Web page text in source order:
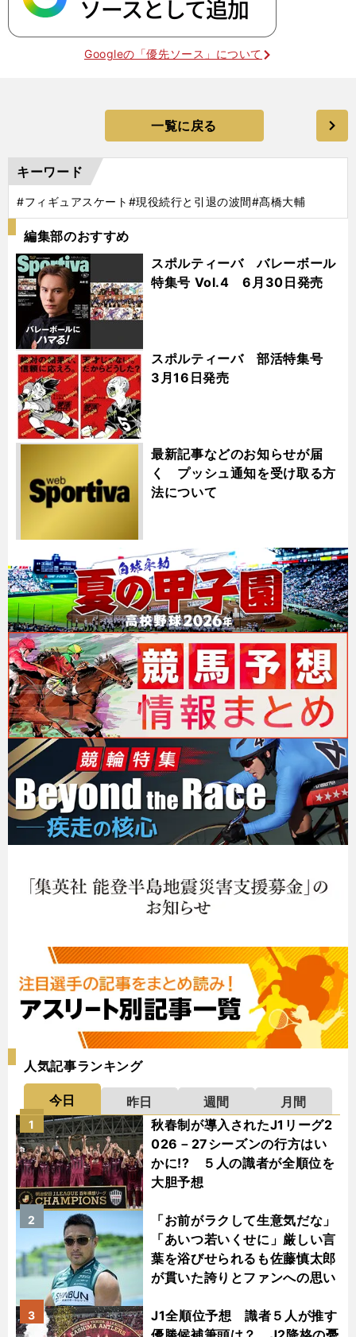
Googleの「優先ソース」について
一覧に戻る
キーワード
#フィギュアスケート #現役続行と引退の波間#髙橋大輔
編集部のおすすめ
スポルティーバ バレーボール
特集号 Vol.4 6月30日発売
スポルティーバ 部活特集号
3月16日発売
最新記事などのお知らせが届
く プッシュ通知を受け取る方
法について
人気記事ランキング
今日 昨日 週間
月間
秋春制が導入されたJ1リーグ2
026－27シーズンの行方はい
かに!? ５人の識者が全順位を
大胆予想
1
「お前がラクして生意気だな」
「あいつ若いくせに」厳しい言
葉を浴びせられるも佐藤慎太郎
が貫いた誇りとファンへの思い
2
J1全順位予想 識者５人が推す
3